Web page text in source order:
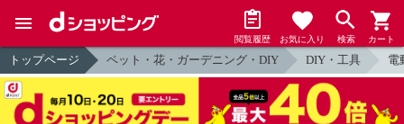
閲覧履歴 お気に入り 検索 カート
トップページ ペット・花・ガーデニング・DIY DIY・工具 電